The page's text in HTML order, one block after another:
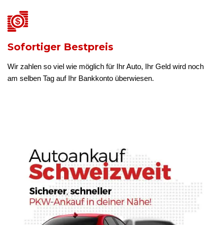
Sofortiger Bestpreis
Wir zahlen so viel wie möglich für Ihr Auto, Ihr Geld wird noch
am selben Tag auf Ihr Bankkonto überwiesen.